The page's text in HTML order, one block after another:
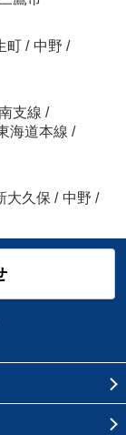
町 / 中野 /
支線 /
海道本線 /
大久保 / 中野 /